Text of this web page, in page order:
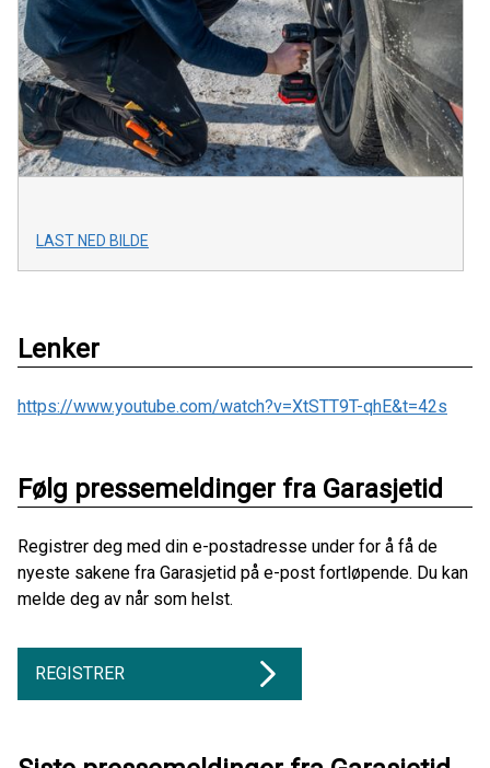
LAST NED BILDE
Lenker
https://www.youtube.com/watch?v=XtSTT9T-qhE&t=42s
Følg pressemeldinger fra Garasjetid
Registrer deg med din e-postadresse under for å få de
nyeste sakene fra Garasjetid på e-post fortløpende. Du kan
melde deg av når som helst.
REGISTRER